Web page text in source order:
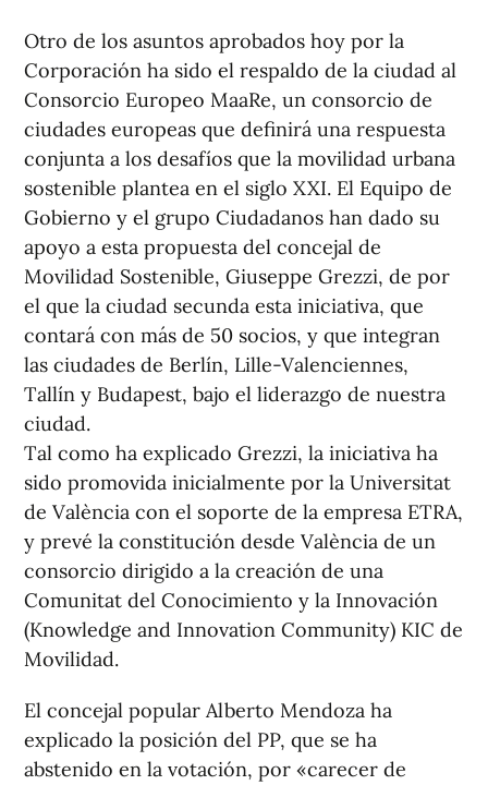
Otro de los asuntos aprobados hoy por la
Corporación ha sido el respaldo de la ciudad al
Consorcio Europeo MaaRe, un consorcio de
ciudades europeas que definirá una respuesta
conjunta a los desafíos que la movilidad urbana
sostenible plantea en el siglo XXI. El Equipo de
Gobierno y el grupo Ciudadanos han dado su
apoyo a esta propuesta del concejal de
Movilidad Sostenible, Giuseppe Grezzi, de por
el que la ciudad secunda esta iniciativa, que
contará con más de 50 socios, y que integran
las ciudades de Berlín, Lille-Valenciennes,
Tallín y Budapest, bajo el liderazgo de nuestra
ciudad.
Tal como ha explicado Grezzi, la iniciativa ha
sido promovida inicialmente por la Universitat
de València con el soporte de la empresa ETRA,
y prevé la constitución desde València de un
consorcio dirigido a la creación de una
Comunitat del Conocimiento y la Innovación
(Knowledge and Innovation Community) KIC de
Movilidad.
El concejal popular Alberto Mendoza ha
explicado la posición del PP, que se ha
abstenido en la votación, por «carecer de